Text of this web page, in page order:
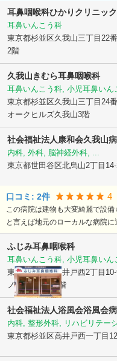
耳鼻咽喉科ひかりクリニック
耳鼻いんこう科
東京都杉並区久我山三丁目22
2階
久我山きむら耳鼻咽喉科
耳鼻いんこう科, 小児耳鼻いん
東京都杉並区久我山三丁目24
オークヒルズ久我山3階
社会福祉法人康和会久我山
内科, 外科, 脳神経外科, ...
東京都世田谷区北烏山2丁目
口コミ: 2件 4
この病院は建物も大変綺麗で設
と言えば地元のローカルな病院に
ふじみ耳鼻咽喉科
耳鼻いんこう科, 小児耳鼻いん
東京都杉並区高井戸西2丁目
ノースメイン1階
社会福祉法人浴風会浴風会
内科, 整形外科, リハビリテー
東京都杉並区高井戸西一丁目